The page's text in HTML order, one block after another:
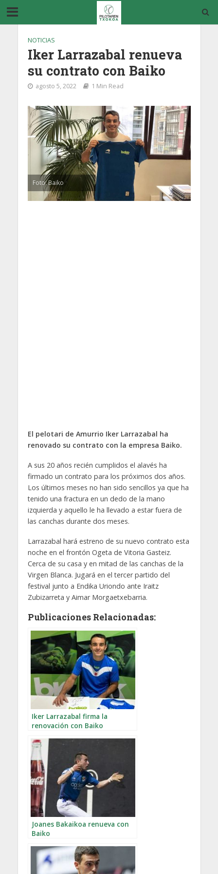
NOTICIAS
Iker Larrazabal renueva
su contrato con Baiko
agosto 5, 2022 1 Min Read
Foto: Baiko
El pelotari de Amurrio Iker Larrazabal ha
renovado su contrato con la empresa Baiko.
A sus 20 años recién cumplidos el alavés ha
firmado un contrato para los próximos dos años.
Los últimos meses no han sido sencillos ya que ha
tenido una fractura en un dedo de la mano
izquierda y aquello le ha llevado a estar fuera de
las canchas durante dos meses.
Larrazabal hará estreno de su nuevo contrato esta
noche en el frontón Ogeta de Vitoria Gasteiz.
Cerca de su casa y en mitad de las canchas de la
Virgen Blanca. Jugará en el tercer partido del
festival junto a Endika Uriondo ante Iraitz
Zubizarreta y Aimar Morgaetxebarria.
Publicaciones Relacionadas:
Iker Larrazabal firma la
renovación con Baiko
Joanes Bakaikoa renueva con
Baiko